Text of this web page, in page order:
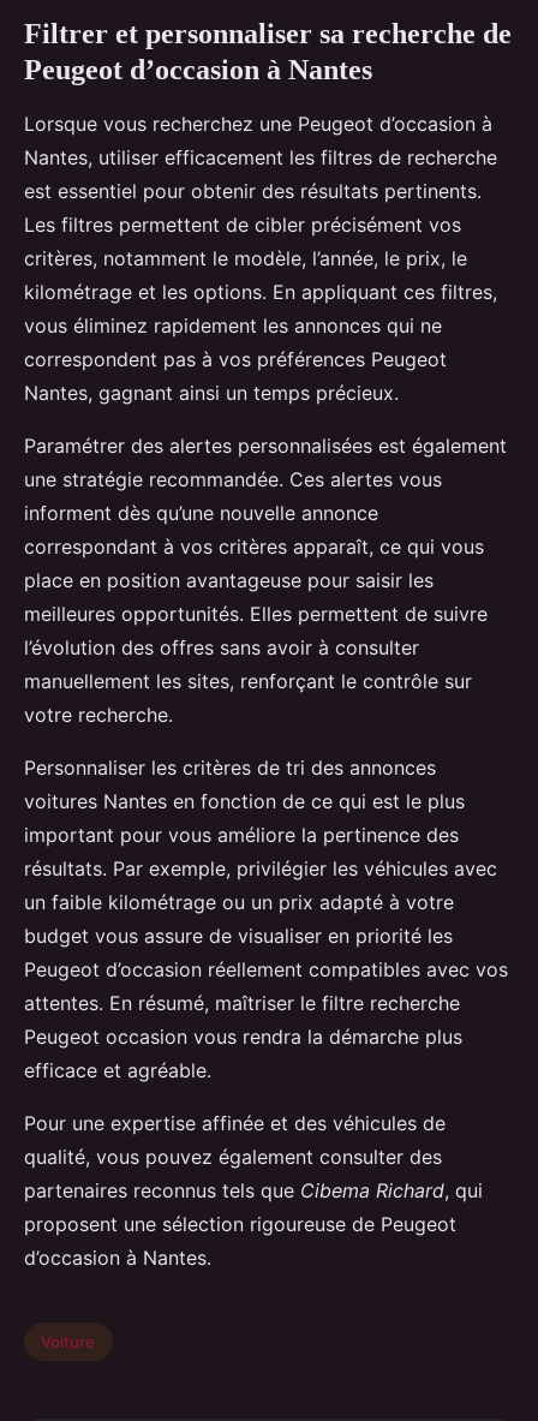
Filtrer et personnaliser sa recherche de
Peugeot d’occasion à Nantes
Lorsque vous recherchez une Peugeot d’occasion à
Nantes, utiliser efficacement les filtres de recherche
est essentiel pour obtenir des résultats pertinents.
Les filtres permettent de cibler précisément vos
critères, notamment le modèle, l’année, le prix, le
kilométrage et les options. En appliquant ces filtres,
vous éliminez rapidement les annonces qui ne
correspondent pas à vos préférences Peugeot
Nantes, gagnant ainsi un temps précieux.
Paramétrer des alertes personnalisées est également
une stratégie recommandée. Ces alertes vous
informent dès qu’une nouvelle annonce
correspondant à vos critères apparaît, ce qui vous
place en position avantageuse pour saisir les
meilleures opportunités. Elles permettent de suivre
l’évolution des offres sans avoir à consulter
manuellement les sites, renforçant le contrôle sur
votre recherche.
Personnaliser les critères de tri des annonces
voitures Nantes en fonction de ce qui est le plus
important pour vous améliore la pertinence des
résultats. Par exemple, privilégier les véhicules avec
un faible kilométrage ou un prix adapté à votre
budget vous assure de visualiser en priorité les
Peugeot d’occasion réellement compatibles avec vos
attentes. En résumé, maîtriser le filtre recherche
Peugeot occasion vous rendra la démarche plus
efficace et agréable.
Pour une expertise affinée et des véhicules de
qualité, vous pouvez également consulter des
partenaires reconnus tels que Cibema Richard, qui
proposent une sélection rigoureuse de Peugeot
d’occasion à Nantes.
Voiture